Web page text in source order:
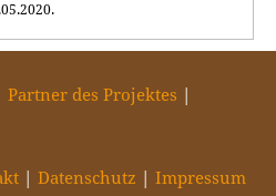
Partner des Projektes
Datenschutz Impressum